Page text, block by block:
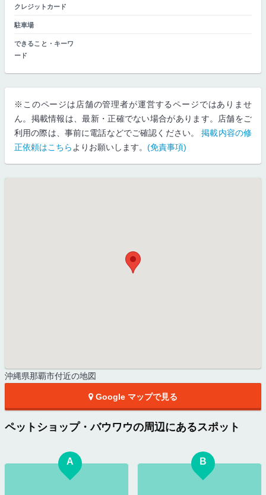
クレジットカード
駐車場
できること・キーワ
ード
※このページは店舗の管理者が運営するページではありませ
ん。掲載情報は、最新・正確でない場合があります。店舗をご
利用の際は、事前に電話などでご確認ください。掲載内容の修
正依頼はこちら よりお願いします。 (免責事項)
沖縄県那覇市付近の地図
Google マップで見る
ペットショップ・バウワウの周辺にあるスポット
A B